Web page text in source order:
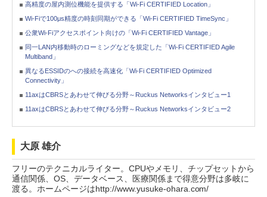
高精度の屋内測位機能を提供する「Wi-Fi CERTIFIED Location」
Wi-Fiで100μs精度の時刻同期ができる「Wi-Fi CERTIFIED TimeSync」
公衆Wi-Fiアクセスポイント向けの「Wi-Fi CERTIFIED Vantage」
同一LAN内移動時のローミングなどを規定した「Wi-Fi CERTIFIED Agile
Multiband」
異なるESSIDのへの接続を高速化「Wi-Fi CERTIFIED Optimized
Connectivity」
11axはCBRSとあわせて伸びる分野～Ruckus Networksインタビュー1
11axはCBRSとあわせて伸びる分野～Ruckus Networksインタビュー2
大原 雄介
フリーのテクニカルライター。CPUやメモリ、チップセットから
通信関係、OS、データベース、医療関係まで得意分野は多岐に
渡る。ホームページはhttp://www.yusuke-ohara.com/